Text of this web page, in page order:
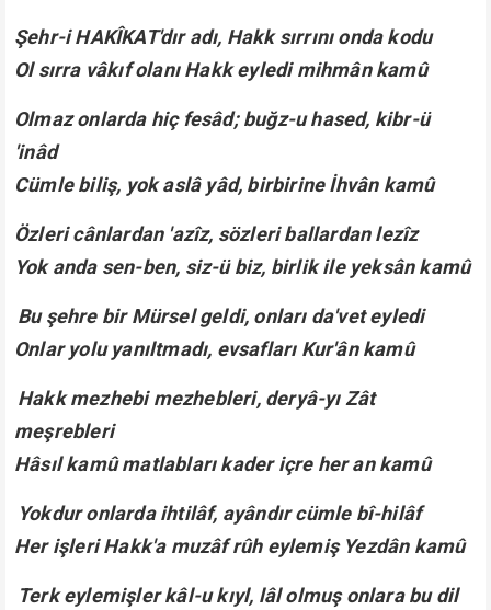
Şehr-i HAKÎKAT'dır adı, Hakk sırrını onda kodu
Ol sırra vâkıf olanı Hakk eyledi mihmân kamû
Olmaz onlarda hiç fesâd; buğz-u hased, kibr-ü
'inâd
Cümle biliş, yok aslâ yâd, birbirine İhvân kamû
Özleri cânlardan 'azîz, sözleri ballardan lezîz
Yok anda sen-ben, siz-ü biz, birlik ile yeksân kamû
Bu şehre bir Mürsel geldi, onları da'vet eyledi
Onlar yolu yanıltmadı, evsafları Kur'ân kamû
Hakk mezhebi mezhebleri, deryâ-yı Zât
meşrebleri
Hâsıl kamû matlabları kader içre her an kamû
Yokdur onlarda ihtilâf, ayândır cümle bî-hilâf
Her işleri Hakk'a muzâf rûh eylemiş Yezdân kamû
Terk eylemişler kâl-u kıyl, lâl olmuş onlara bu dil